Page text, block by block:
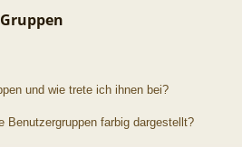
und wie trete ich ihnen bei?
Benutzergruppen farbig dargestellt?